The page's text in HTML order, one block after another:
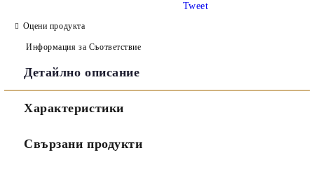
Ние ще се свържем с вас в рамките на работния ден.
Tweet
Оцени продукта
Информация за Съответствие
Детайлно описание
Характеристики
Свързани продукти